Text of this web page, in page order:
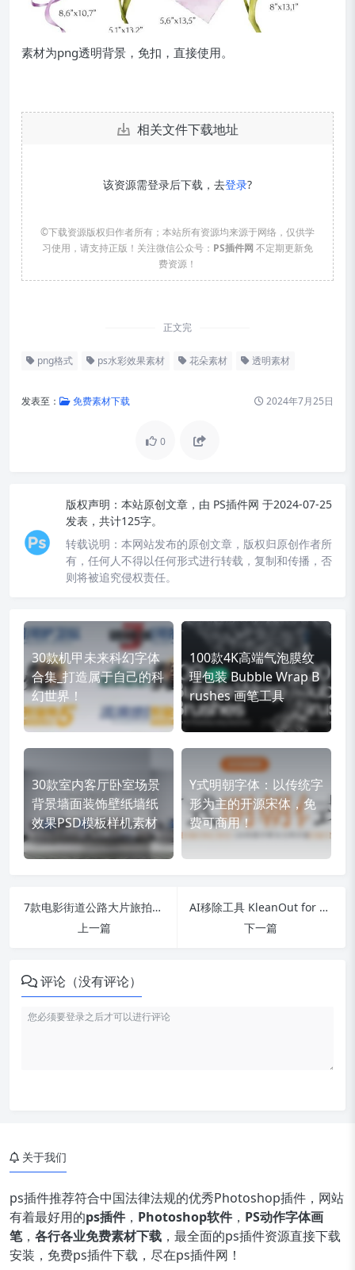
素材为png透明背景，免扣，直接使用。
相关文件下载地址
该资源需登录后下载，去登录?
©下载资源版权归作者所有；本站所有资源均来源于网络，仅供学
习使用，请支持正版！关注微信公众号： PS插件网 不定期更新免
费资源！
正文完
png格式 ps水彩效果素材 花朵素材 透明素材
发表至： 免费素材下载 2024年7月25日
0
版权声明： 本站原创文章，由 PS插件网 于2024-07-25
发表，共计125字。
转载说明： 本网站发布的原创文章，版权归原创作者所
有，任何人不得以任何形式进行转载，复制和传播，否
则将被追究侵权责任。
30款机甲未来科幻字体
合集_打造属于自己的科
幻世界！
100款4K高端气泡膜纹
理包装 Bubble Wrap B
rushes 画笔工具
30款室内客厅卧室场景
背景墙面装饰壁纸墙纸
效果PSD模板样机素材
Y式明朝字体：以传统字
形为主的开源宋体，免
费可商用！
7款电影街道公路大片旅拍摄影后期调色PS/LR预设
上一篇
AI移除工具 KleanOut for Photo v6.2.0 在线AI水印、物体、背景去除！
下一篇
评论（没有评论）
关于我们
ps插件推荐符合中国法律法规的优秀Photoshop插件，网站
有着最好用的ps插件， Photoshop软件， PS动作字体画
笔， 各行各业免费素材下载 ，最全面的ps插件资源直接下载
安装，免费ps插件下载，尽在ps插件网！